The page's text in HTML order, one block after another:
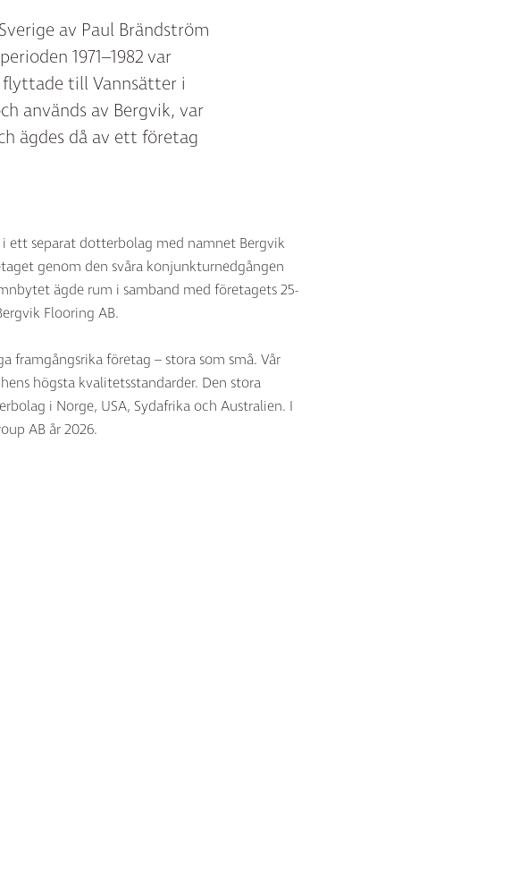
av Paul Brändström
1971–1982 var
flyttade till Vannsätter i
används av Bergvik, var
ägdes då av ett företag
i ett separat dotterbolag med namnet Bergvik
genom den svåra konjunkturnedgången
ägde rum i samband med företagets 25-
Flooring AB.
framgångsrika företag – stora som små. Vår
högsta kvalitetsstandarder. Den stora
i Norge, USA, Sydafrika och Australien. I
AB år 2026.